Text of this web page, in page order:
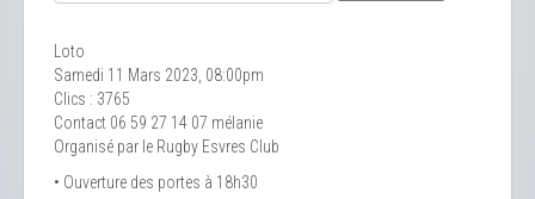
Loto
Samedi 11 Mars 2023, 08:00pm
Clics : 3765
Contact 06 59 27 14 07 mélanie
Organisé par le Rugby Esvres Club
• Ouverture des portes à 18h30